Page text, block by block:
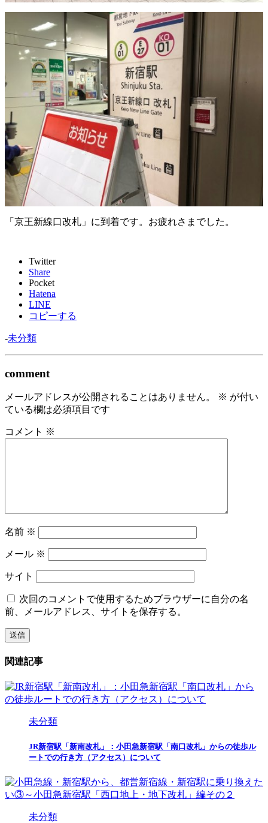
「京王新線口改札」に到着です。お疲れさまでした。
Twitter
Share
Pocket
Hatena
LINE
コピーする
-未分類
comment
メールアドレスが公開されることはありません。 ※ が付い
ている欄は必須項目です
コメント ※
名前 ※
メール ※
サイト
次回のコメントで使用するためブラウザーに自分の名
前、メールアドレス、サイトを保存する。
関連記事
未分類
JR新宿駅「新南改札」：小田急新宿駅「南口改札」からの徒歩ル
ートでの行き方（アクセス）について
未分類